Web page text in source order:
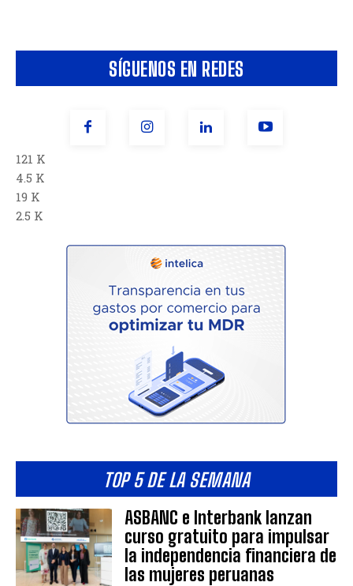
SÍGUENOS EN REDES
121 K
4.5 K
19 K
2.5 K
TOP 5 DE LA SEMANA
ASBANC e Interbank lanzan
curso gratuito para impulsar
la independencia financiera de
las mujeres peruanas